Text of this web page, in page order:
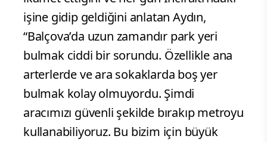
işine gidip geldiğini anlatan Aydın,
“Balçova’da uzun zamandır park yeri
bulmak ciddi bir sorundu. Özellikle ana
arterlerde ve ara sokaklarda boş yer
bulmak kolay olmuyordu. Şimdi
aracımızı güvenli şekilde bırakıp metroyu
kullanabiliyoruz. Bu bizim için büyük